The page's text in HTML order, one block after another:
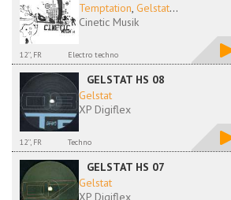
Temptation, Gelstat...
Cinetic Musik
12'', FR Electro techno
GELSTAT HS 08
Gelstat
XP Digiflex
12'', FR Techno
GELSTAT HS 07
Gelstat
XP Digiflex